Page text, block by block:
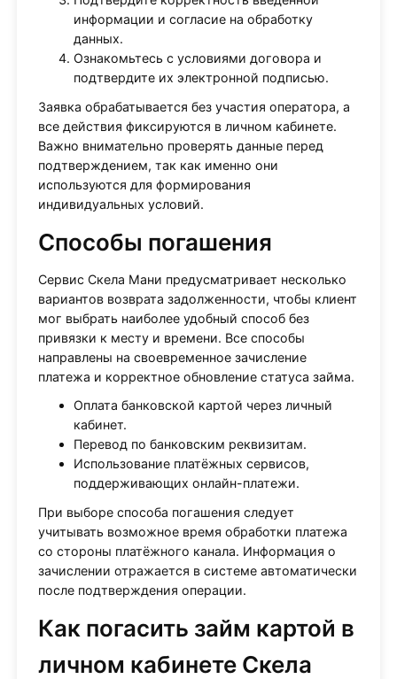
информации и согласие на обработку
данных.
Ознакомьтесь с условиями договора и
подтвердите их электронной подписью.
Заявка обрабатывается без участия оператора, а
все действия фиксируются в личном кабинете.
Важно внимательно проверять данные перед
подтверждением, так как именно они
используются для формирования
индивидуальных условий.
Способы погашения
Сервис Скела Мани предусматривает несколько
вариантов возврата задолженности, чтобы клиент
мог выбрать наиболее удобный способ без
привязки к месту и времени. Все способы
направлены на своевременное зачисление
платежа и корректное обновление статуса займа.
Оплата банковской картой через личный
кабинет.
Перевод по банковским реквизитам.
Использование платёжных сервисов,
поддерживающих онлайн-платежи.
При выборе способа погашения следует
учитывать возможное время обработки платежа
со стороны платёжного канала. Информация о
зачислении отражается в системе автоматически
после подтверждения операции.
Как погасить займ картой в
личном кабинете Скела